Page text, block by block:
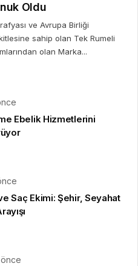
Oldu
ve Avrupa Birliği
sahip olan Tek Rumeli
olan Marka...
Ebelik Hizmetlerini
Saç Ekimi: Şehir, Seyahat